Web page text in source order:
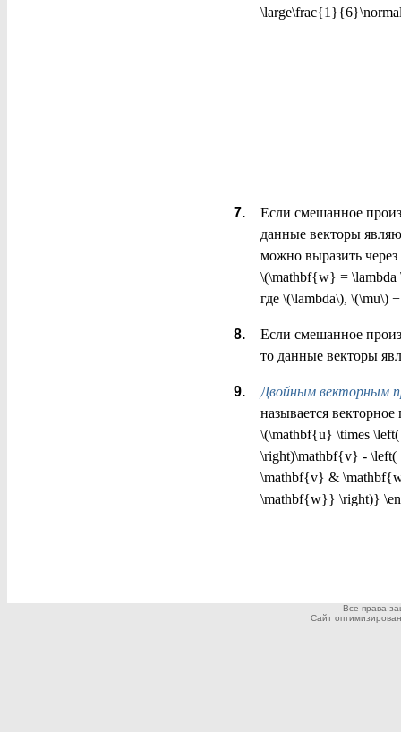
Если смешанное
данные векторы
можно выразить через
\(\mathbf{w} =
где \(\lambda\), \(\mu\)
Если смешанное
то данные векторы
Двойным векторным
называется векторное
\(\mathbf{u} \times
\right)\mathbf{v} -
\mathbf{v} &
\mathbf{w}} \right)}
Все права
Сайт